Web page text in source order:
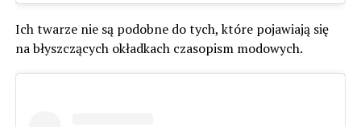
Ich twarze nie są podobne do tych, które pojawiają się
na błyszczących okładkach czasopism modowych.